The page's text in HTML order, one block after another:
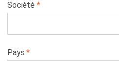
Société
Pays